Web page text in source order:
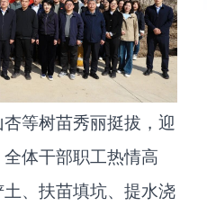
等树苗秀丽挺拔，迎
体干部职工热情高
、扶苗填坑、提水浇